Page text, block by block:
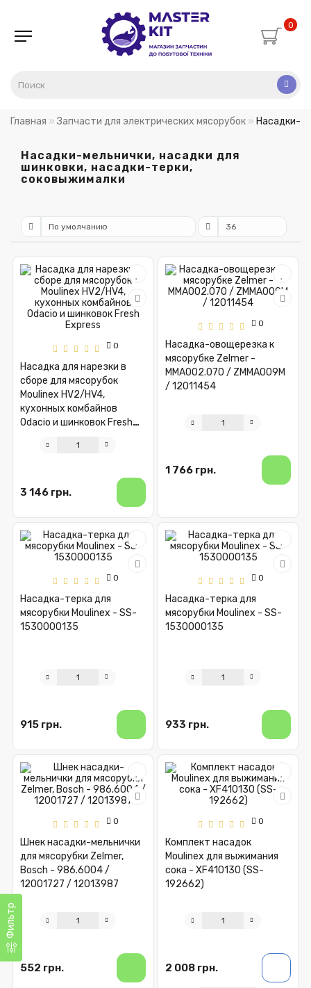
0
Главная Запчасти для электрических мясорубок Насадки-
Фильтр
Насадки-мельнички, насадки для
шинковки, насадки-терки,
соковыжималки
0
Насадка для нарезки в
сборе для мясорубок
Moulinex HV2/HV4,
кухонных комбайнов
Odacio и шинковок Fresh
3 146 грн.
0
Насадка-овощерезка к
мясорубке Zelmer -
MMA002.070 / ZMMA009M
/ 12011454
1 766 грн.
0
Насадка-терка для
мясорубки Moulinex - SS-
1530000135
915 грн.
0
Насадка-терка для
мясорубки Moulinex - SS-
1530000135
933 грн.
0
Шнек насадки-мельнички
для мясорубки Zelmer,
Bosch - 986.6004 /
12001727 / 12013987
552 грн.
0
Комплект насадок
Moulinex для выжимания
сока - XF410130 (SS-
192662)
2 008 грн.